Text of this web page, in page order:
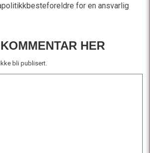
for en ansvarlig
HER
bli publisert.